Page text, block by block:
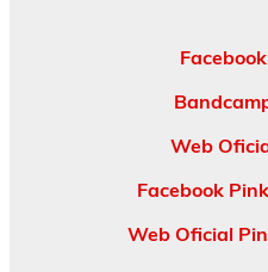
Web
Facebook
Web Oficial